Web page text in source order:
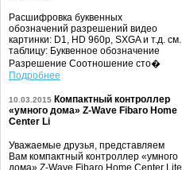
Расшифровка буквенных
обозначений разрешений видео
картинки: D1, HD 960p, SXGA и т.д. см.
таблицу: Буквенное обозначение
Разрешение Соотношение сто�
Подробнее
10.03.2015 Компактный контроллер
«умного дома» Z-Wave Fibaro Home
Center Li
Уважаемые друзья, представляем
Вам компактный контроллер «умного
дома» Z-Wave Fibaro Home Center Lite